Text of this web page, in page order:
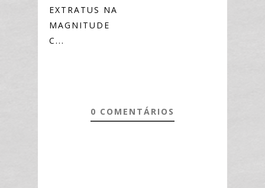
EXTRATUS NA
MAGNITUDE
C...
0 COMENTÁRIOS